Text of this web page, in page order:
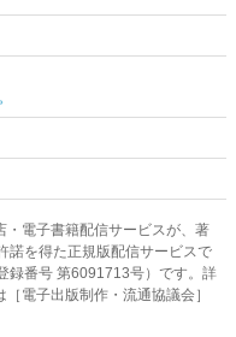
・電子書籍配信サービスが、著
諾を得た正規版配信サービスで
録番号 第6091713号）です。詳
電子出版制作・流通協議会］